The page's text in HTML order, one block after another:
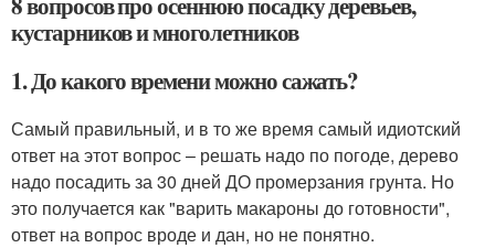
кустарников и многолетников
1. До какого времени можно сажать?
Самый правильный, и в то же время самый идиотский
ответ на этот вопрос – решать надо по погоде, дерево
надо посадить за 30 дней ДО промерзания грунта. Но
это получается как "варить макароны до готовности",
ответ на вопрос вроде и дан, но не понятно.